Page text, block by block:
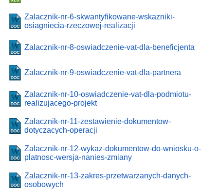
Zalacznik-nr-6-skwantyfikowane-wskazniki-
osiagniecia-rzeczowej-realizacji
Zalacznik-nr-8-oswiadczenie-vat-dla-beneficjenta
Zalacznik-nr-9-oswiadczenie-vat-dla-partnera
Zalacznik-nr-10-oswiadczenie-vat-dla-podmiotu-
realizujacego-projekt
Zalacznik-nr-11-zestawienie-dokumentow-
dotyczacych-operacji
Zalacznik-nr-12-wykaz-dokumentow-do-wniosku-o-
platnosc-wersja-nanies-zmiany
Zalacznik-nr-13-zakres-przetwarzanych-danych-
osobowych